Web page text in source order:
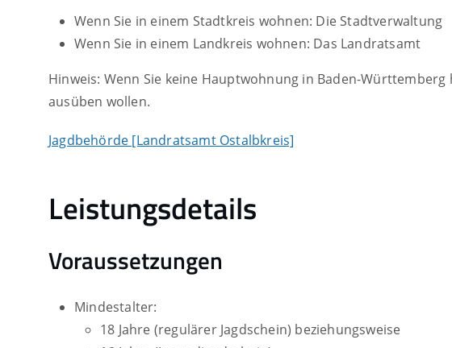
Wenn Sie in einem Stadtkreis wohnen: Die Stadtverwaltung
Wenn Sie in einem Landkreis wohnen: Das Landratsamt
Hinweis: Wenn Sie keine Hauptwohnung in Baden-
ausüben wollen.
Jagdbehörde [Landratsamt Ostalbkreis]
Leistungsdetails
Voraussetzungen
Mindestalter:
18 Jahre (regulärer Jagdschein) beziehungsweise